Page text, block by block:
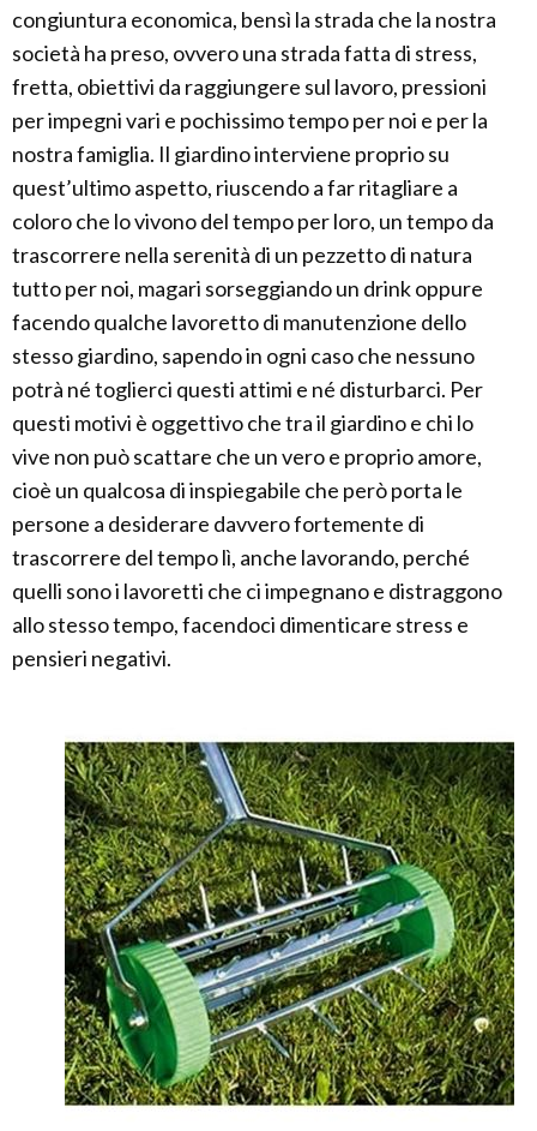
congiuntura economica, bensì la strada che la nostra
società ha preso, ovvero una strada fatta di stress,
fretta, obiettivi da raggiungere sul lavoro, pressioni
per impegni vari e pochissimo tempo per noi e per la
nostra famiglia. Il giardino interviene proprio su
quest’ultimo aspetto, riuscendo a far ritagliare a
coloro che lo vivono del tempo per loro, un tempo da
trascorrere nella serenità di un pezzetto di natura
tutto per noi, magari sorseggiando un drink oppure
facendo qualche lavoretto di manutenzione dello
stesso giardino, sapendo in ogni caso che nessuno
potrà né toglierci questi attimi e né disturbarci. Per
questi motivi è oggettivo che tra il giardino e chi lo
vive non può scattare che un vero e proprio amore,
cioè un qualcosa di inspiegabile che però porta le
persone a desiderare davvero fortemente di
trascorrere del tempo lì, anche lavorando, perché
quelli sono i lavoretti che ci impegnano e distraggono
allo stesso tempo, facendoci dimenticare stress e
pensieri negativi.